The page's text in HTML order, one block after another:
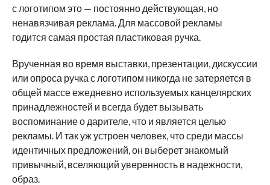
с логотипом это — постоянно действующая, но
ненавязчивая реклама. Для массовой рекламы
годится самая простая пластиковая ручка.
Врученная во время выставки, презентации, дискуссии
или опроса ручка с логотипом никогда не затеряется в
общей массе ежедневно используемых канцелярских
принадлежностей и всегда будет вызывать
воспоминание о дарителе, что и является целью
рекламы. И так уж устроен человек, что среди массы
идентичных предложений, он выберет знакомый
привычный, вселяющий уверенность в надежности,
образ.